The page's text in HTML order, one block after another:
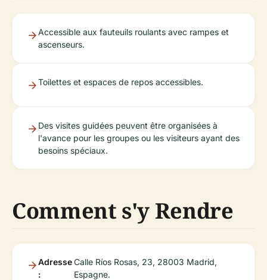
Accessible aux fauteuils roulants avec rampes et
ascenseurs.
Toilettes et espaces de repos accessibles.
Des visites guidées peuvent être organisées à
l'avance pour les groupes ou les visiteurs ayant des
besoins spéciaux.
Comment s'y Rendre
Adresse
:
Calle Ríos Rosas, 23, 28003 Madrid,
Espagne.